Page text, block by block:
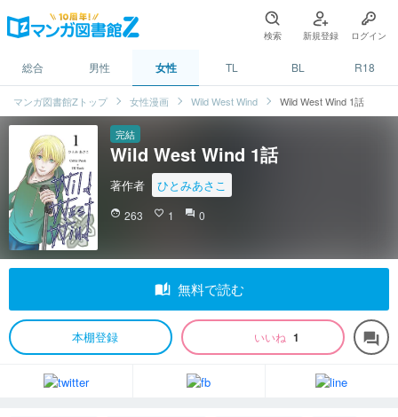
検索 新規登録 ログイン
総合 男性 女性 TL BL R18
マンガ図書館Zトップ 女性漫画 Wild West Wind Wild West Wind 1話
完結
Wild West Wind 1話
著作者 ひとみあさこ
face 263 favorite_border 1 question_answer 0
auto_stories 無料で読む
本棚登録 いいね 1 forum